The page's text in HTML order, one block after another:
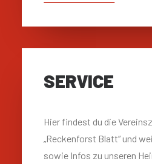
SERVICE
Hier findest du die
„Reckenforst Blatt“ und
sowie Infos zu unseren